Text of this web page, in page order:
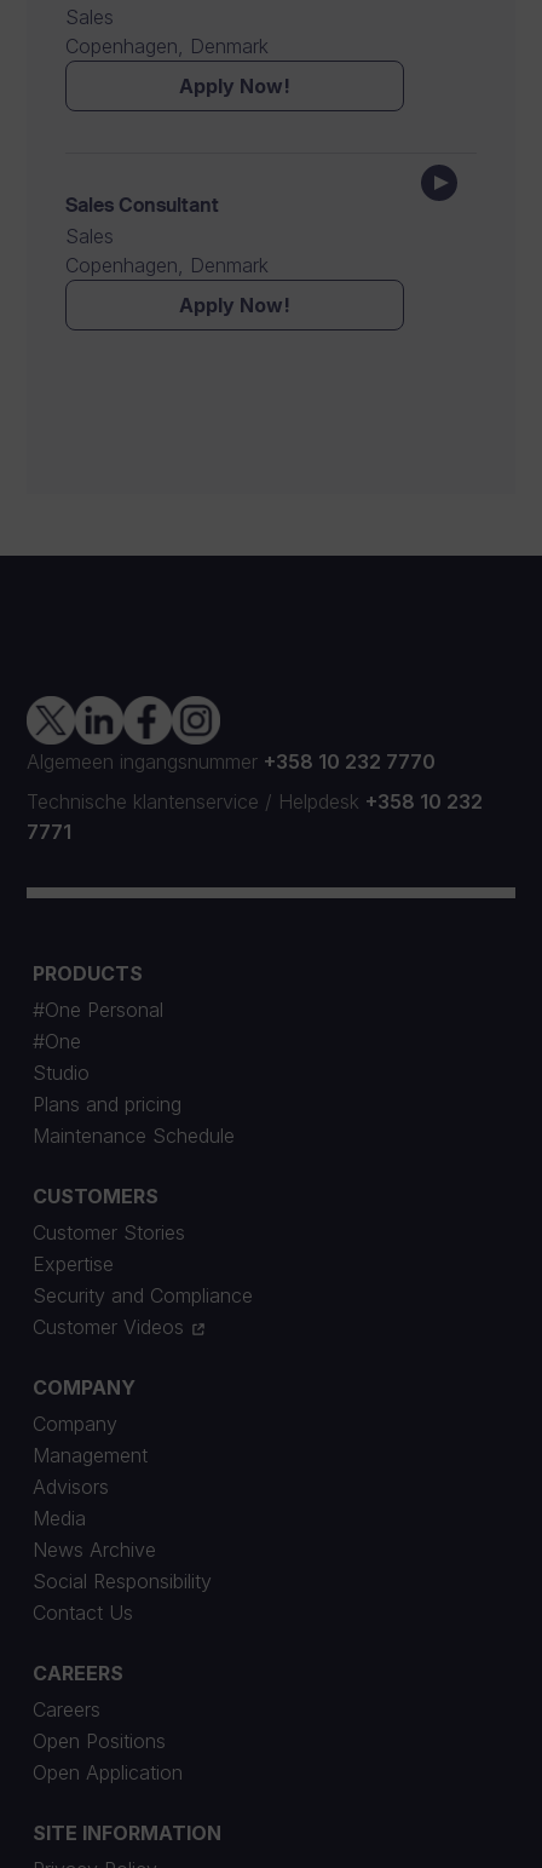
Sales
Copenhagen, Denmark
Apply Now!
Sales Consultant
Sales
Copenhagen, Denmark
Apply Now!
Algemeen ingangsnummer +358 10 232 7770
Technische klantenservice / Helpdesk +358 10 232
7771
PRODUCTS
#One Personal
#One
Studio
Plans and pricing
Maintenance Schedule
CUSTOMERS
Customer Stories
Expertise
Security and Compliance
Customer Videos
COMPANY
Company
Management
Advisors
Media
News Archive
Social Responsibility
Contact Us
CAREERS
Careers
Open Positions
Open Application
SITE INFORMATION